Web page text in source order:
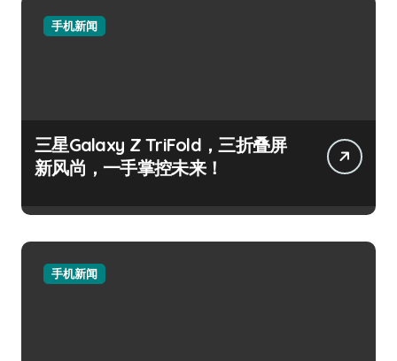
手机新闻
三星Galaxy Z TriFold，三折叠屏
新风尚，一手掌控未来！
手机新闻